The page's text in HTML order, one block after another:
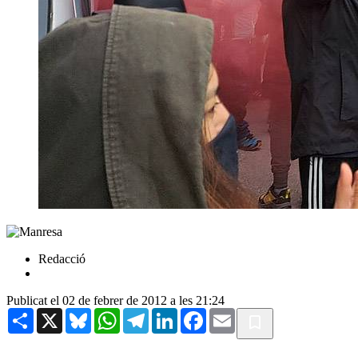
Redacció
Publicat el 02 de febrer de 2012 a les 21:24
Share X BlueskyWhatsAppTelegramLinkedInFacebook
Email